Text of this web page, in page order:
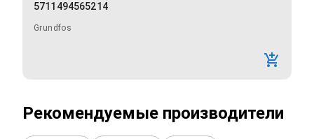
5711494565214
Grundfos
Рекомендуемые производители